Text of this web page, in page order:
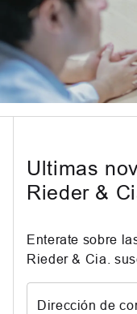
Ultimas
Rieder &
Enterate sobre
Rieder & Cia.
Dirección de